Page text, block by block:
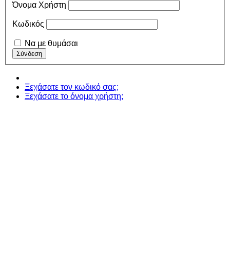
Όνομα Χρήστη
Κωδικός
Να με θυμάσαι
Ξεχάσατε τον κωδικό σας;
Ξεχάσατε το όνομα χρήστη;